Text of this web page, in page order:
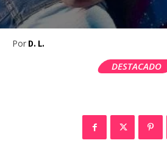
Por D. L.
DESTACADO